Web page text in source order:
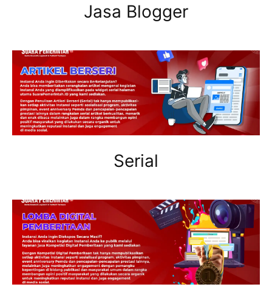
Jasa Blogger
Serial